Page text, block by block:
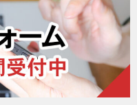
業
V-
604K8-
BK
三